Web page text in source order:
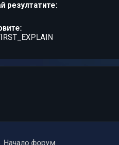
резултатите:
Начало форум